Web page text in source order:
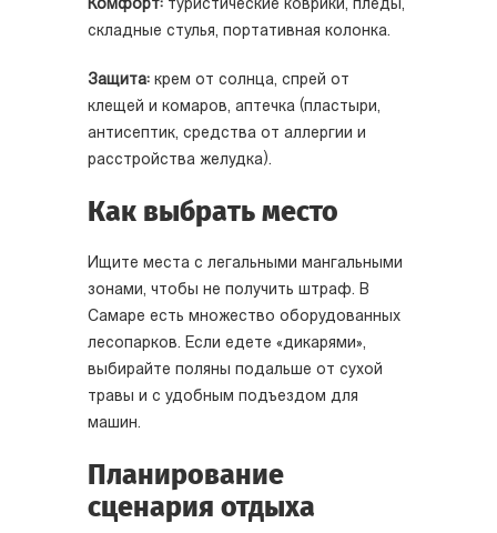
Комфорт: туристические коврики, пледы,
складные стулья, портативная колонка.
Защита: крем от солнца, спрей от
клещей и комаров, аптечка (пластыри,
антисептик, средства от аллергии и
расстройства желудка).
Как выбрать место
Ищите места с легальными мангальными
зонами, чтобы не получить штраф. В
Самаре есть множество оборудованных
лесопарков. Если едете «дикарями»,
выбирайте поляны подальше от сухой
травы и с удобным подъездом для
машин.
Планирование
сценария отдыха